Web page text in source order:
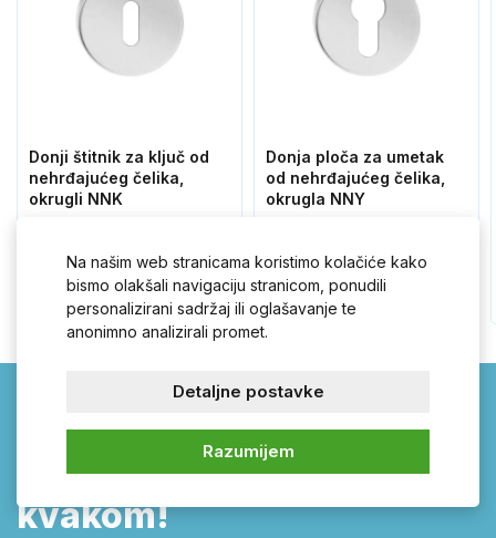
Donji štitnik za ključ od
nehrđajućeg čelika,
okrugli NNK
Donja ploča za umetak
od nehrđajućeg čelika,
okrugla NNY
Kvake-sanducici.hr –
otvarajte pravom
kvakom!
Na našim web stranicama koristimo kolačiće kako
bismo olakšali navigaciju stranicom, ponudili
personalizirani sadržaj ili oglašavanje te
anonimno analizirali promet.
Razumijem
Detaljne postavke